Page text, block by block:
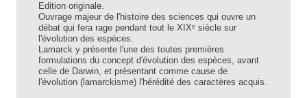
Edition originale.
Ouvrage majeur de l'histoire des sciences qui ouvre un
débat qui fera rage pendant tout le XIXᵉ siècle sur
l'évolution des espèces.
Lamarck y présente l'une des toutes premières
formulations du concept d'évolution des espèces, avant
celle de Darwin, et présentant comme cause de
l'évolution (lamarckisme) l'hérédité des caractères acquis.